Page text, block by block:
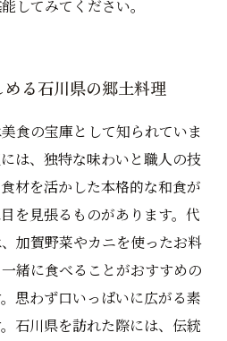
してみてください。
る石川県の郷土料理
食の宝庫として知られていま
は、独特な味わいと職人の技
材を活かした本格的な和食が
を見張るものがあります。代
加賀野菜やカニを使ったお料
緒に食べることがおすすめの
思わず口いっぱいに広がる素
石川県を訪れた際には、伝統